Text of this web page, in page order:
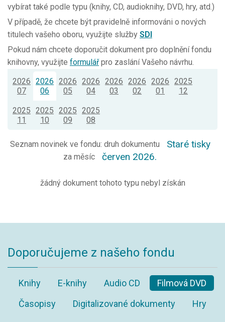
vybírat také podle typu (knihy, CD, audioknihy, DVD, hry, atd.)
V případě, že chcete být pravidelně informováni o nových
titulech vašeho oboru, využijte služby SDI
Pokud nám chcete doporučit dokument pro doplnění fondu
knihovny, využijte formulářpro zaslání Vašeho návrhu.
2026
07
2026
06
2026
05
2026
04
2026
03
2026
02
2026
01
2025
12
2025
11
2025
10
2025
09
2025
08
Seznam novinek ve fondu: druh dokumentu Staré tisky
za měsíc červen 2026.
žádný dokument tohoto typu nebyl získán
Doporučujeme z našeho fondu
Knihy E-knihy Audio CD
Filmová DVD
Časopisy
Digitalizované dokumenty Hry